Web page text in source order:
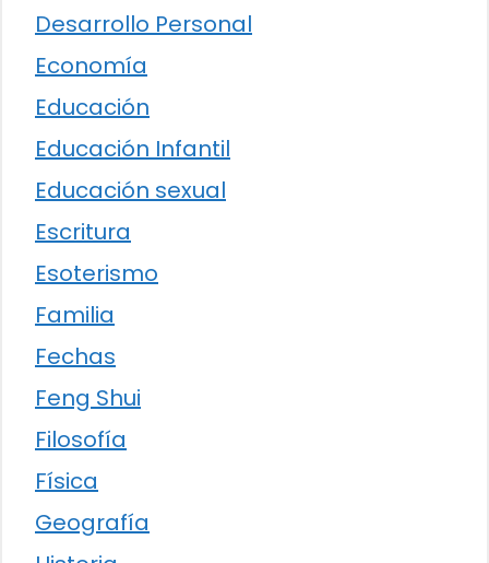
Desarrollo Personal
Economía
Educación
Educación Infantil
Educación sexual
Escritura
Esoterismo
Familia
Fechas
Feng Shui
Filosofía
Física
Geografía